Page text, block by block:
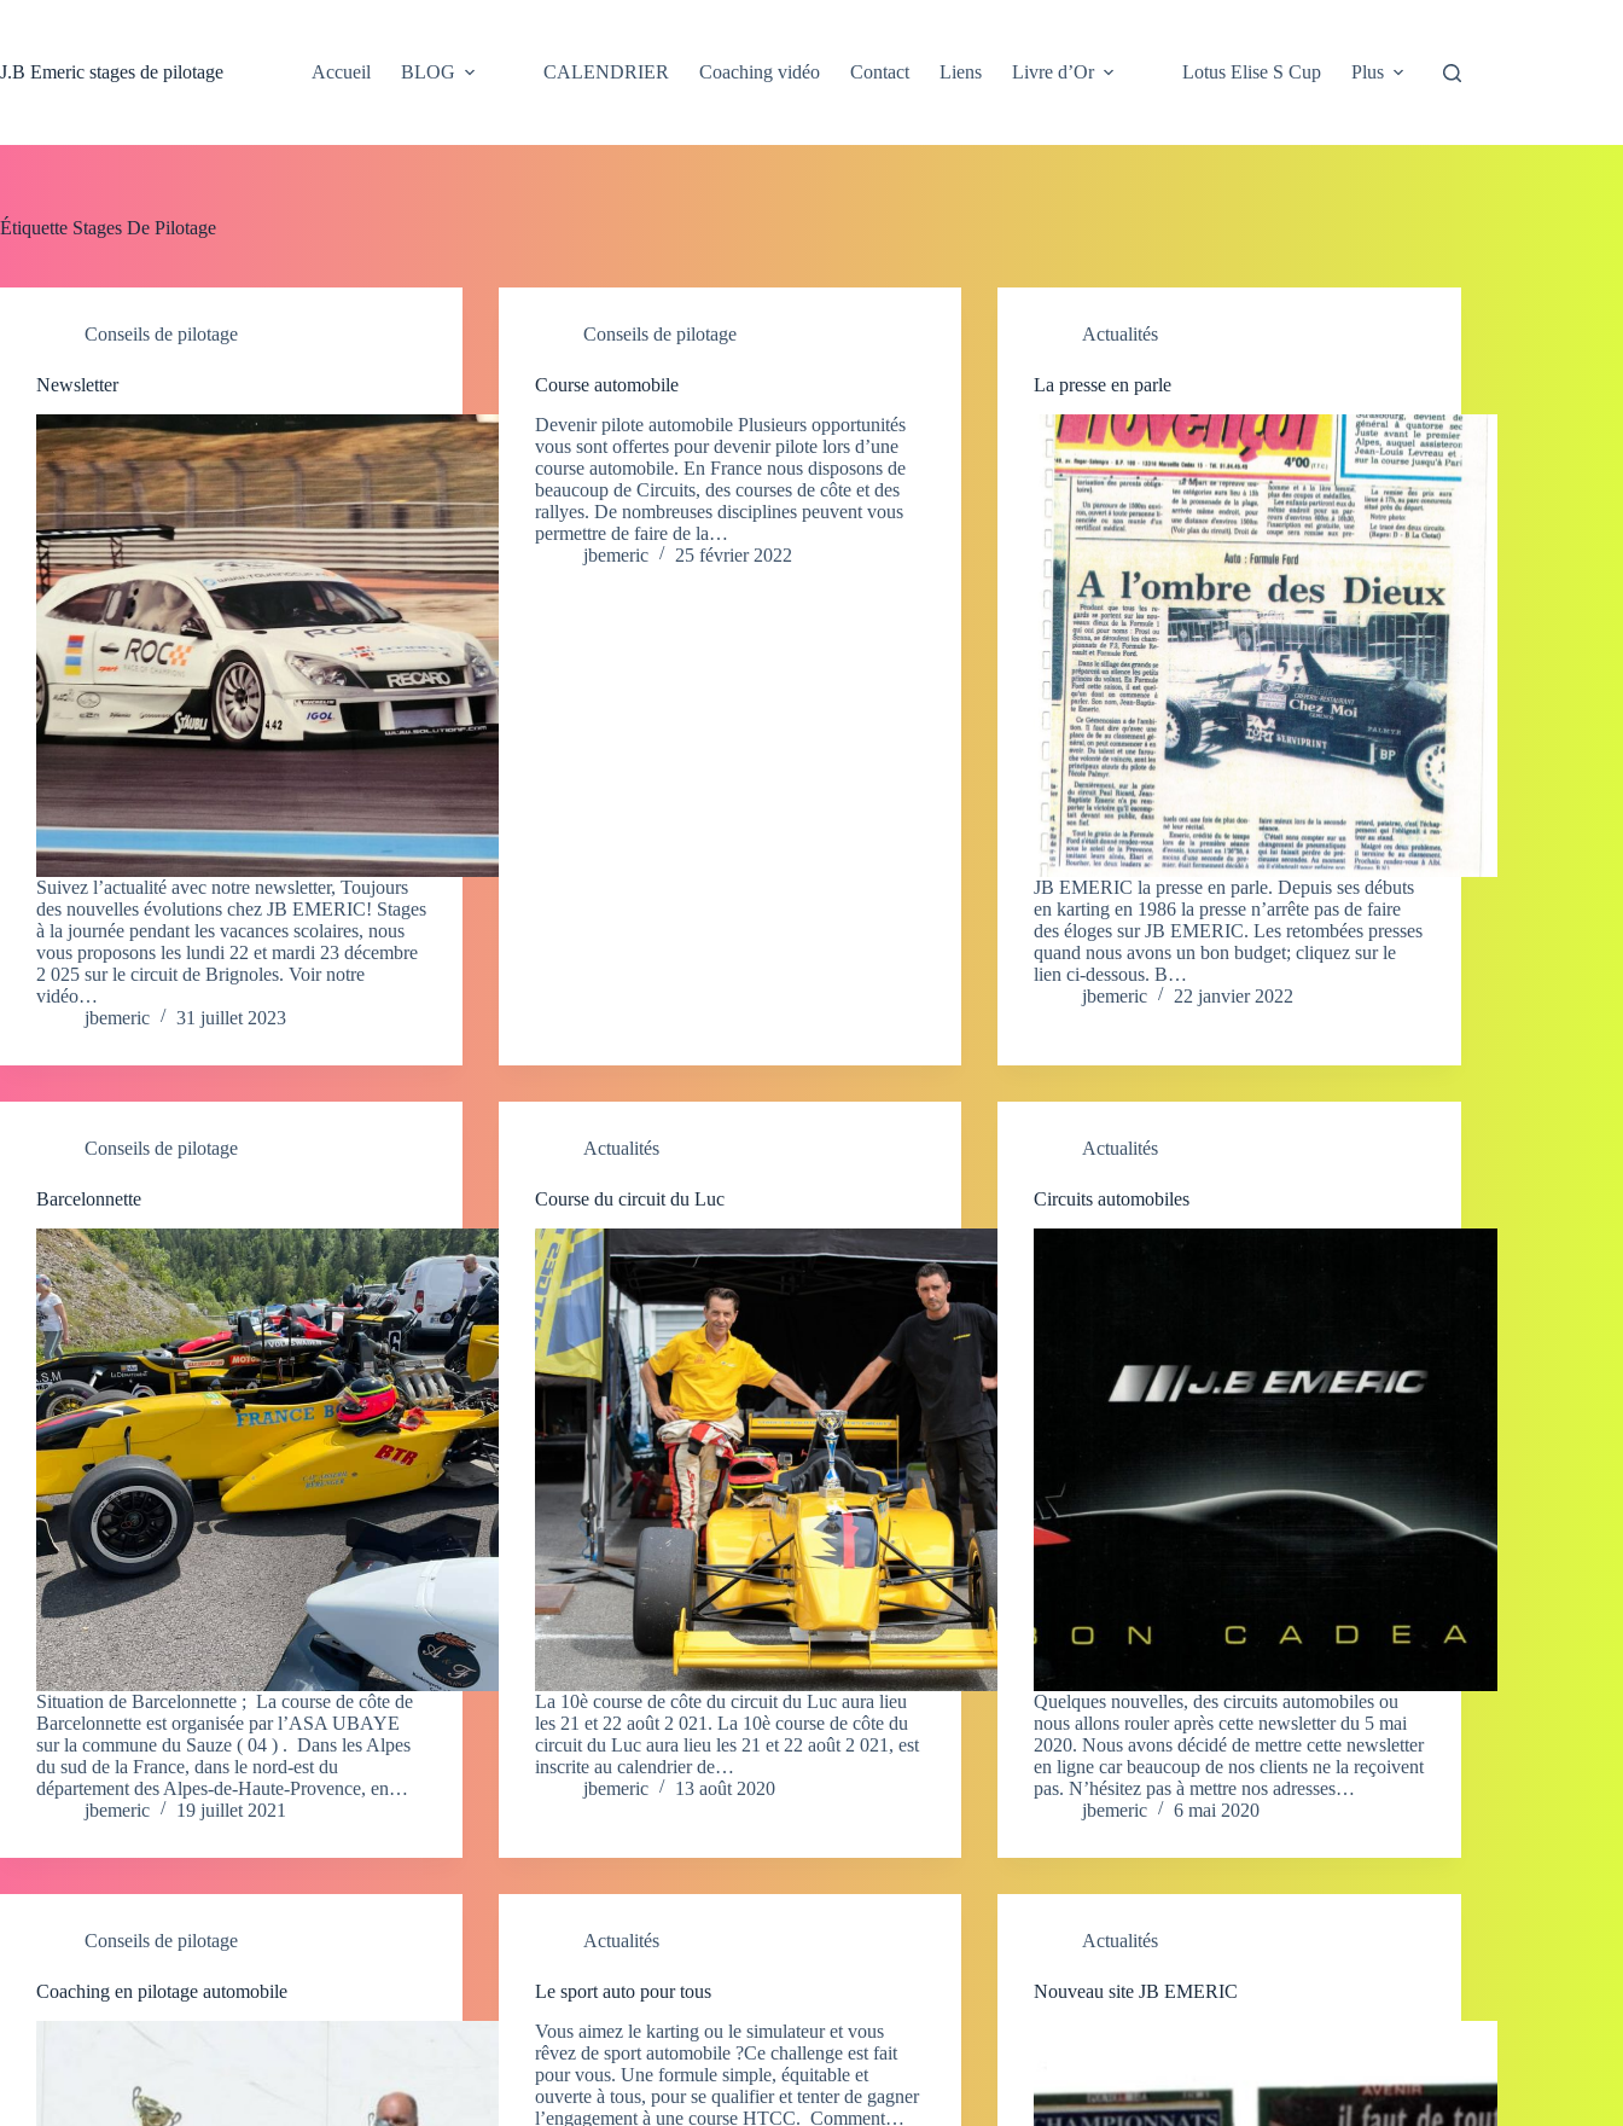
J.B Emeric stages de pilotage
Accueil BLOG CALENDRIER Coaching vidéo Contact Liens Livre d’Or Lotus Elise S Cup Plus
Étiquette Stages De Pilotage
Conseils de pilotage
Newsletter
Suivez l’actualité avec notre newsletter, Toujours
des nouvelles évolutions chez JB EMERIC! Stages
à la journée pendant les vacances scolaires, nous
vous proposons les lundi 22 et mardi 23 décembre
2 025 sur le circuit de Brignoles. Voir notre
vidéo…
jbemeric
31 juillet 2023
Conseils de pilotage
Course automobile
Devenir pilote automobile Plusieurs opportunités
vous sont offertes pour devenir pilote lors d’une
course automobile. En France nous disposons de
beaucoup de Circuits, des courses de côte et des
rallyes. De nombreuses disciplines peuvent vous
permettre de faire de la…
jbemeric
25 février 2022
Actualités
La presse en parle
JB EMERIC la presse en parle. Depuis ses débuts
en karting en 1986 la presse n’arrête pas de faire
des éloges sur JB EMERIC. Les retombées presses
quand nous avons un bon budget; cliquez sur le
lien ci-dessous. B…
jbemeric
22 janvier 2022
Conseils de pilotage
Barcelonnette
Situation de Barcelonnette ; La course de côte de
Barcelonnette est organisée par l’ASA UBAYE
sur la commune du Sauze ( 04 ) . Dans les Alpes
du sud de la France, dans le nord-est du
département des Alpes-de-Haute-Provence, en…
jbemeric
19 juillet 2021
Actualités
Course du circuit du Luc
La 10è course de côte du circuit du Luc aura lieu
les 21 et 22 août 2 021. La 10è course de côte du
circuit du Luc aura lieu les 21 et 22 août 2 021, est
inscrite au calendrier de…
jbemeric
13 août 2020
Actualités
Circuits automobiles
Quelques nouvelles, des circuits automobiles ou
nous allons rouler après cette newsletter du 5 mai
2020. Nous avons décidé de mettre cette newsletter
en ligne car beaucoup de nos clients ne la reçoivent
pas. N’hésitez pas à mettre nos adresses…
jbemeric
6 mai 2020
Conseils de pilotage
Coaching en pilotage automobile
Actualités
Le sport auto pour tous
Vous aimez le karting ou le simulateur et vous
rêvez de sport automobile ?Ce challenge est fait
pour vous. Une formule simple, équitable et
ouverte à tous, pour se qualifier et tenter de gagner
l’engagement à une course HTCC. Comment…
Actualités
Nouveau site JB EMERIC